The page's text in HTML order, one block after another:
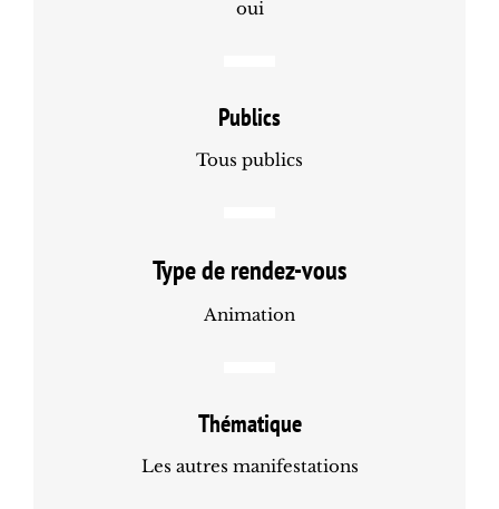
oui
Publics
Tous publics
Type de rendez-vous
Animation
Thématique
Les autres manifestations